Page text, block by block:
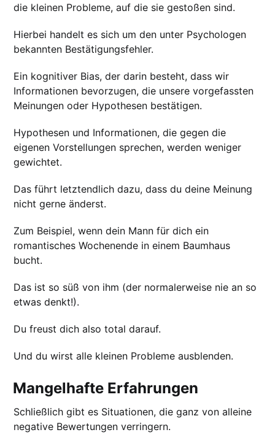
die kleinen Probleme, auf die sie gestoßen sind.
Hierbei handelt es sich um den unter Psychologen
bekannten Bestätigungsfehler.
Ein kognitiver Bias, der darin besteht, dass wir
Informationen bevorzugen, die unsere vorgefassten
Meinungen oder Hypothesen bestätigen.
Hypothesen und Informationen, die gegen die
eigenen Vorstellungen sprechen, werden weniger
gewichtet.
Das führt letztendlich dazu, dass du deine Meinung
nicht gerne änderst.
Zum Beispiel, wenn dein Mann für dich ein
romantisches Wochenende in einem Baumhaus
bucht.
Das ist so süß von ihm (der normalerweise nie an so
etwas denkt!).
Du freust dich also total darauf.
Und du wirst alle kleinen Probleme ausblenden.
Mangelhafte Erfahrungen
Schließlich gibt es Situationen, die ganz von alleine
negative Bewertungen verringern.